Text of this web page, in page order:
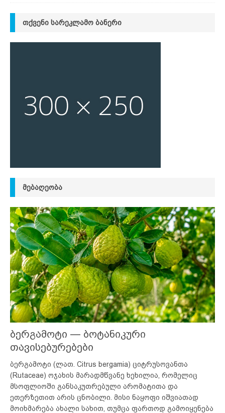
ᲗᲥᲕᲔᲜᲘ ᲡᲐᲠᲔᲙᲚᲐᲛᲝ ᲑᲐᲜᲔᲠᲘ
ᲛᲔᲑᲐᲦᲔᲝᲑᲐ
ბერგამოტი — ბოტანიკური
თავისებურებები
ბერგამოტი (ლათ. Citrus bergamia) ციტრუსოვანთა
(Rutaceae) ოჯახის მარადმწვანე ხეხილია, რომელიც
მსოფლიოში განსაკუთრებული არომატითა და
ეთერზეთით არის ცნობილი. მისი ნაყოფი იშვიათად
მოიხმარება ახალი სახით, თუმცა ფართოდ გამოიყენება